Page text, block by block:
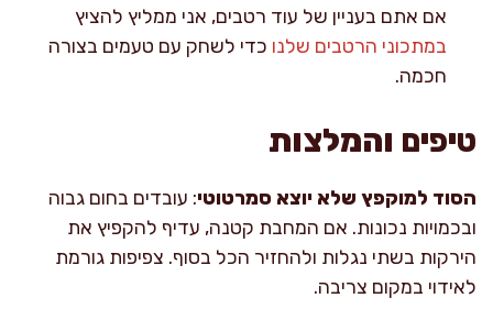
אם אתם בעניין של עוד רטבים, אני ממליץ להציץ
במתכוני הרטבים שלנו כדי לשחק עם טעמים בצורה
חכמה.
טיפים והמלצות
הסוד למוקפץ שלא יוצא סמרטוטי: עובדים בחום גבוה
ובכמויות נכונות. אם המחבת קטנה, עדיף להקפיץ את
הירקות בשתי נגלות ולהחזיר הכל בסוף. צפיפות גורמת
לאידוי במקום צריבה.